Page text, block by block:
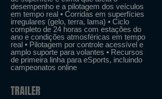
desempenho e a pilotagem dos veículos
em tempo real • Corridas em superfícies
irregulares (gelo, terra, lama) • Ciclo
completo de 24 horas com estações do
ano e condições atmosféricas em tempo
real • Pilotagem por controle acessível e
amplo suporte para volantes • Recursos
de primeira linha para eSports, incluindo
campeonatos online
TRAILER